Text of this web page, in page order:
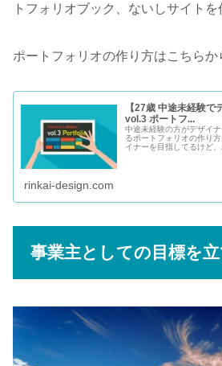
トフォリオブック、ないしサイトを
ポートフォリオの作り方はこちらか
【27歳 中途未経験で
vol.3 ポートフ...
中途未経験の方がデザイ
るポートフォリオの作り
イナーを目指してるけど
rinkai-design.com
事業主としての目標を